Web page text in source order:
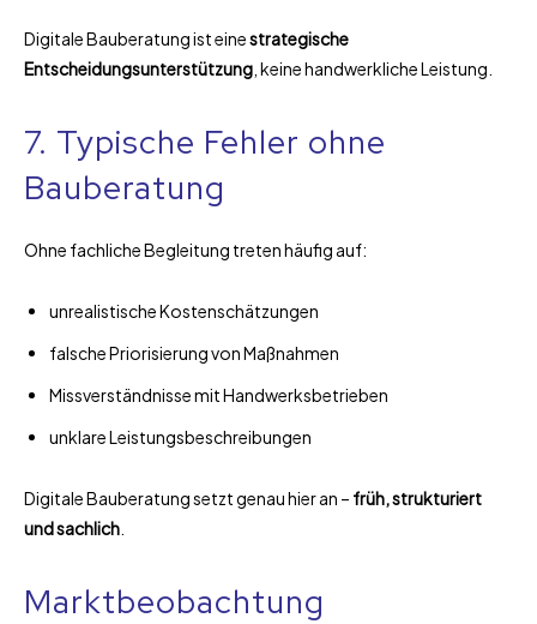
Digitale Bauberatung ist einestrategische
Entscheidungsunterstützung , keine handwerkliche Leistung.
7. Typische Fehler ohne
Bauberatung
Ohne fachliche Begleitung treten häufig auf:
unrealistische Kostenschätzungen
falsche Priorisierung von Maßnahmen
Missverständnisse mit Handwerksbetrieben
unklare Leistungsbeschreibungen
Digitale Bauberatung setzt genau hier an – früh, strukturiert
und sachlich
Marktbeobachtung